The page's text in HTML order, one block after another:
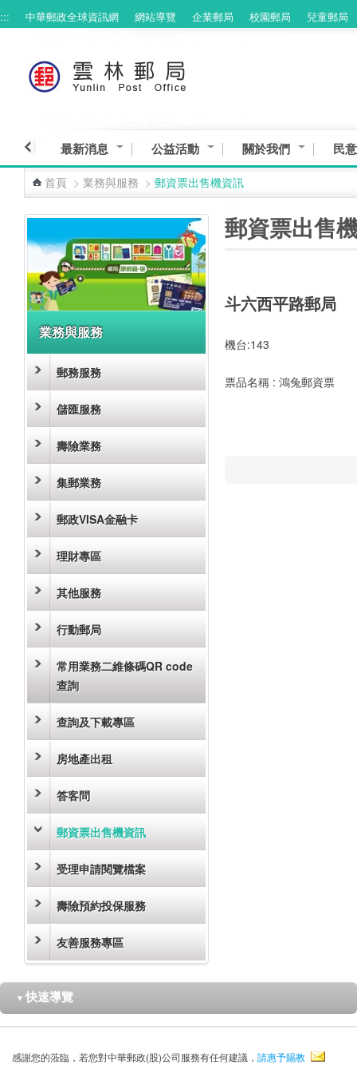
跳到主要內容區塊
::: 中華郵政全球資訊網 網站導覽 企業郵局 校園郵局 兒童郵局
最新消息 公益活動 關於我們 民
首頁 > 業務與服務 > 郵資票出售機資訊
業務與服務
郵務服務
儲匯服務
壽險業務
集郵業務
郵政VISA金融卡
理財專區
其他服務
行動郵局
常用業務二維條碼QR code
查詢
查詢及下載專區
房地產出租
答客問
郵資票出售機資訊
受理申請閱覽檔案
壽險預約投保服務
友善服務專區
郵資票出售
斗六西平路郵局
機台:143
票品名稱 : 鴻兔郵資票
▼ 快速導覽
感謝您的蒞臨，若您對中華郵政(股)公司服務有任何建議， 請惠予賜教